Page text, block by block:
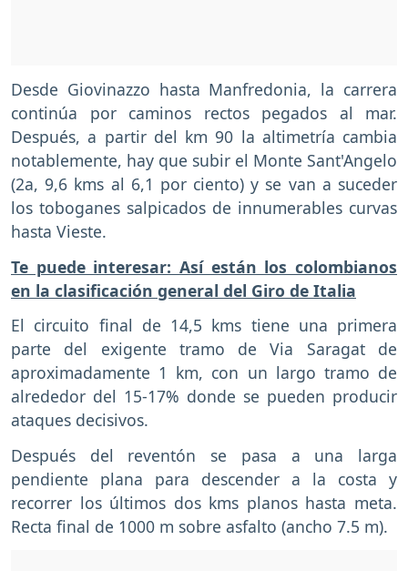
Desde Giovinazzo hasta Manfredonia, la carrera
continúa por caminos rectos pegados al mar.
Después, a partir del km 90 la altimetría cambia
notablemente, hay que subir el Monte Sant'Angelo
(2a, 9,6 kms al 6,1 por ciento) y se van a suceder
los toboganes salpicados de innumerables curvas
hasta Vieste.
Te puede interesar: Así están los colombianos
en la clasificación general del Giro de Italia
El circuito final de 14,5 kms tiene una primera
parte del exigente tramo de Via Saragat de
aproximadamente 1 km, con un largo tramo de
alrededor del 15-17% donde se pueden producir
ataques decisivos.
Después del reventón se pasa a una larga
pendiente plana para descender a la costa y
recorrer los últimos dos kms planos hasta meta.
Recta final de 1000 m sobre asfalto (ancho 7.5 m).